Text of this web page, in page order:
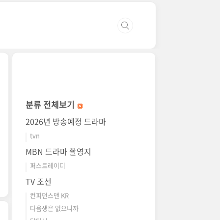
분류 전체보기
2026년 방송예정 드라마
tvn
MBN 드라마 촬영지
퍼스트레이디
TV 조선
컨피던스맨 KR
다음생은 없으니까